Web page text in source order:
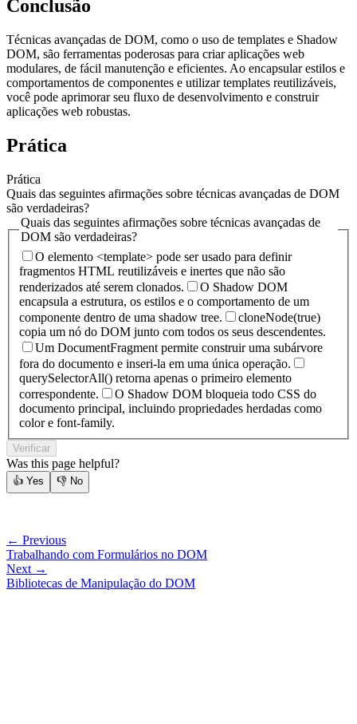
Conclusão
Técnicas avançadas de DOM, como o uso de templates e Shadow
DOM, são ferramentas poderosas para criar aplicações web
modulares, de fácil manutenção e eficientes. Ao encapsular estilos e
comportamentos de componentes e utilizar templates reutilizáveis,
você pode aprimorar seu fluxo de desenvolvimento e construir
aplicações web robustas.
Prática
Prática
Quais das seguintes afirmações sobre técnicas avançadas de DOM
são verdadeiras?
Quais das seguintes afirmações sobre técnicas avançadas de
DOM são verdadeiras?
O elemento <template> pode ser usado para definir
fragmentos HTML reutilizáveis e inertes que não são
renderizados até serem clonados.
O Shadow DOM
encapsula a estrutura, os estilos e o comportamento de um
componente dentro de uma shadow tree.
cloneNode(true)
copia um nó do DOM junto com todos os seus descendentes.
Um DocumentFragment permite construir uma subárvore
fora do documento e inseri-la em uma única operação.
querySelectorAll() retorna apenas o primeiro elemento
correspondente.
O Shadow DOM bloqueia todo CSS do
documento principal, incluindo propriedades herdadas como
color e font-family.
Verificar
Was this page helpful?
👍 Yes 👎 No
← Previous
Trabalhando com Formulários no DOM
Next →
Bibliotecas de Manipulação do DOM